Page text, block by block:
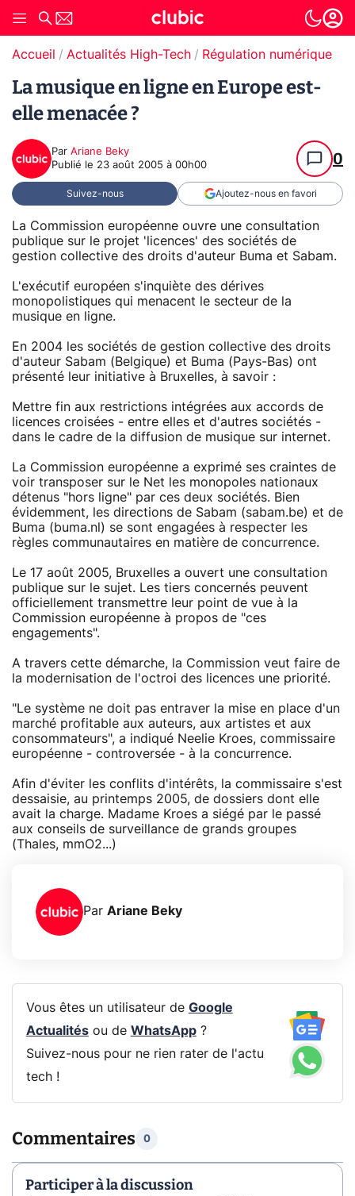
Accueil Actualités High-Tech Régulation numérique
La musique en ligne en Europe est-
elle menacée ?
Par Ariane Beky
Publié le 23 août 2005 à 00h00 0
Suivez-nous Ajoutez-nous en favori
La Commission européenne ouvre une consultation
publique sur le projet 'licences' des sociétés de
gestion collective des droits d'auteur Buma et Sabam.
L'exécutif européen s'inquiète des dérives
monopolistiques qui menacent le secteur de la
musique en ligne.
En 2004 les sociétés de gestion collective des droits
d'auteur Sabam (Belgique) et Buma (Pays-Bas) ont
présenté leur initiative à Bruxelles, à savoir :
Mettre fin aux restrictions intégrées aux accords de
licences croisées - entre elles et d'autres sociétés -
dans le cadre de la diffusion de musique sur internet.
La Commission européenne a exprimé ses craintes de
voir transposer sur le Net les monopoles nationaux
détenus "hors ligne" par ces deux sociétés. Bien
évidemment, les directions de Sabam (sabam.be) et de
Buma (buma.nl) se sont engagées à respecter les
règles communautaires en matière de concurrence.
Le 17 août 2005, Bruxelles a ouvert une consultation
publique sur le sujet. Les tiers concernés peuvent
officiellement transmettre leur point de vue à la
Commission européenne à propos de "ces
engagements".
A travers cette démarche, la Commission veut faire de
la modernisation de l'octroi des licences une priorité.
"Le système ne doit pas entraver la mise en place d'un
marché profitable aux auteurs, aux artistes et aux
consommateurs", a indiqué Neelie Kroes, commissaire
européenne - controversée - à la concurrence.
Afin d'éviter les conflits d'intérêts, la commissaire s'est
dessaisie, au printemps 2005, de dossiers dont elle
avait la charge. Madame Kroes a siégé par le passé
aux conseils de surveillance de grands groupes
(Thales, mmO2...)
Par Ariane Beky
Vous êtes un utilisateur de Google
Actualitésou de WhatsApp?
Suivez-nous pour ne rien rater de l'actu
tech !
Commentaires 0
Participer à la discussion